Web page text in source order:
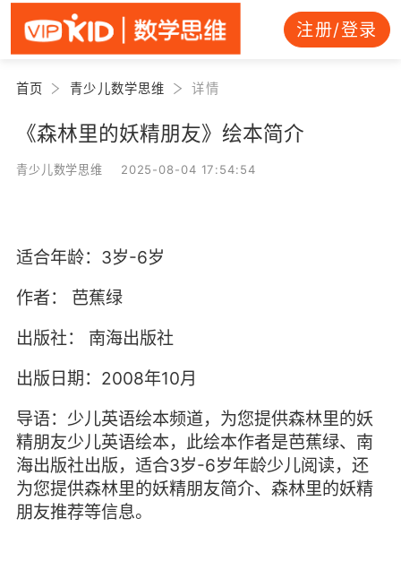
注册/登录
首页 青少儿数学思维 详情
《森林里的妖精朋友》绘本简介
青少儿数学思维 2025-08-04 17:54:54
适合年龄：3岁-6岁
作者：
芭蕉绿
出版社：
南海出版社
出版日期：2008年10月
导语：少儿英语绘本频道，为您提供森林里的妖
精朋友少儿英语绘本，此绘本作者是芭蕉绿、南
海出版社出版，适合3岁-6岁年龄少儿阅读，还
为您提供森林里的妖精朋友简介、森林里的妖精
朋友推荐等信息。